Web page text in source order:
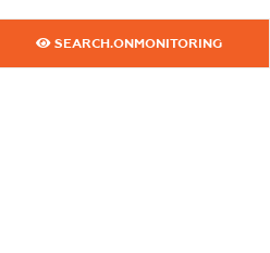
SEARCH.ONMONITORING